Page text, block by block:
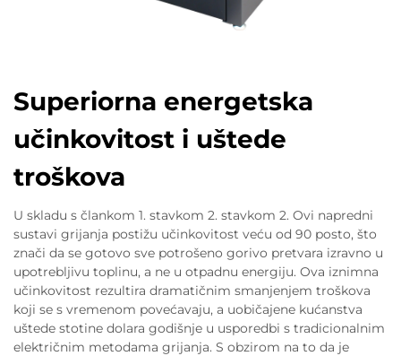
Superiorna energetska
učinkovitost i uštede
troškova
U skladu s člankom 1. stavkom 2. stavkom 2. Ovi napredni
sustavi grijanja postižu učinkovitost veću od 90 posto, što
znači da se gotovo sve potrošeno gorivo pretvara izravno u
upotrebljivu toplinu, a ne u otpadnu energiju. Ova iznimna
učinkovitost rezultira dramatičnim smanjenjem troškova
koji se s vremenom povećavaju, a uobičajene kućanstva
uštede stotine dolara godišnje u usporedbi s tradicionalnim
električnim metodama grijanja. S obzirom na to da je